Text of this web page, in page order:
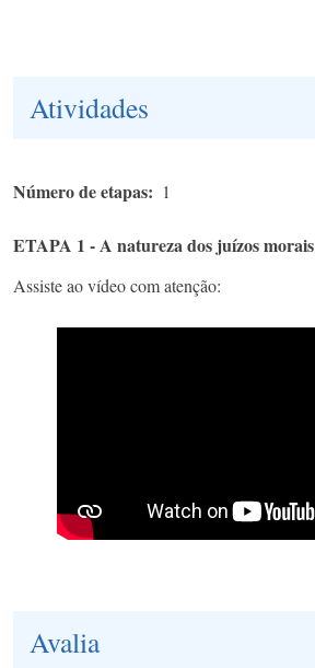
Atividades
Número de etapas 1
ETAPA 1 - A natureza dos juízos morais
Assiste ao vídeo com atenção:
Avalia